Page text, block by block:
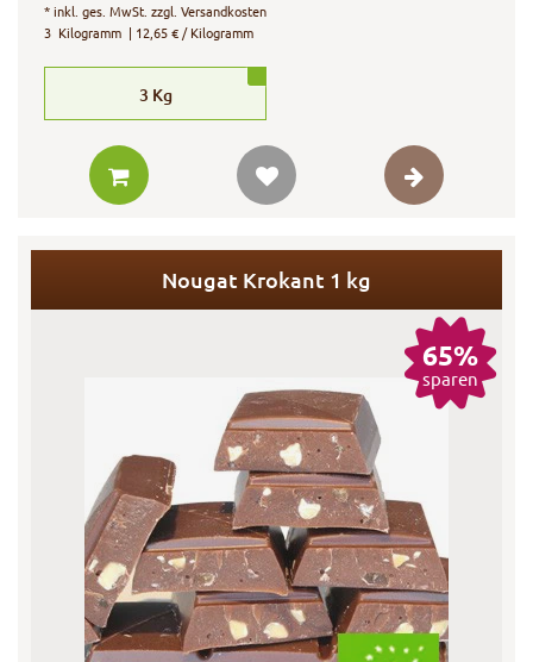
*inkl. ges. MwSt. zzgl.Versandkosten
3 Kilogramm | 12,65 € / Kilogramm
3 Kg
Nougat Krokant 1 kg
65%
sparen